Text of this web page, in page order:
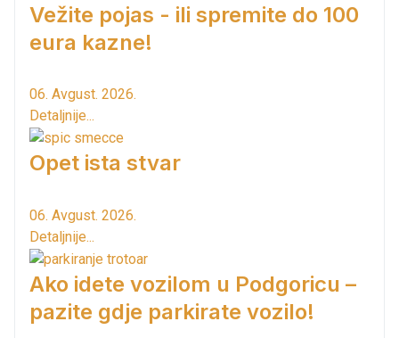
Vežite pojas - ili spremite do 100
eura kazne!
06. Avgust. 2026.
Detaljnije...
Opet ista stvar
06. Avgust. 2026.
Detaljnije...
Ako idete vozilom u Podgoricu –
pazite gdje parkirate vozilo!